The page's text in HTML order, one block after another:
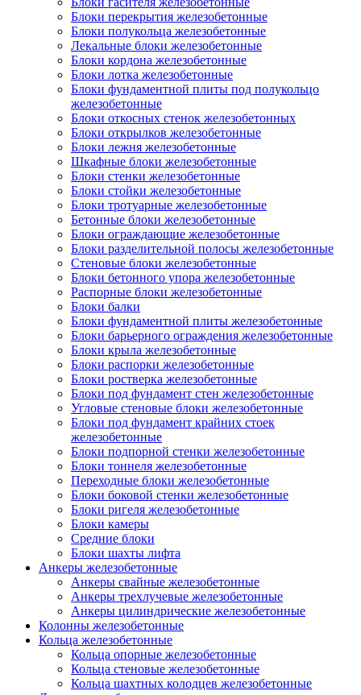
Блоки перекрытия железобетонные
Блоки полукольца железобетонные
Лекальные блоки железобетонные
Блоки кордона железобетонные
Блоки лотка железобетонные
Блоки фундаментной плиты под полукольцо
железобетонные
Блоки откосных стенок железобетонных
Блоки открылков железобетонные
Блоки лежня железобетонные
Шкафные блоки железобетонные
Блоки стенки железобетонные
Блоки стойки железобетонные
Блоки тротуарные железобетонные
Бетонные блоки железобетонные
Блоки ограждающие железобетонные
Блоки разделительной полосы железобетонные
Стеновые блоки железобетонные
Блоки бетонного упора железобетонные
Распорные блоки железобетонные
Блоки балки
Блоки фундаментной плиты железобетонные
Блоки барьерного ограждения железобетонные
Блоки крыла железобетонные
Блоки распорки железобетонные
Блоки ростверка железобетонные
Блоки под фундамент стен железобетонные
Угловые стеновые блоки железобетонные
Блоки под фундамент крайних стоек
железобетонные
Блоки подпорной стенки железобетонные
Блоки тоннеля железобетонные
Переходные блоки железобетонные
Блоки боковой стенки железобетонные
Блоки ригеля железобетонные
Блоки камеры
Средние блоки
Блоки шахты лифта
Анкеры железобетонные
Анкеры свайные железобетонные
Анкеры трехлучевые железобетонные
Анкеры цилиндрические железобетонные
Колонны железобетонные
Кольца железобетонные
Кольца опорные железобетонные
Кольца стеновые железобетонные
Кольца шахтных колодцев железобетонные